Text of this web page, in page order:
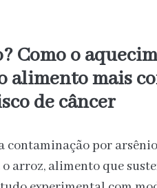
Como o
alimento mais
de câncer
contaminação por
arroz, alimento que